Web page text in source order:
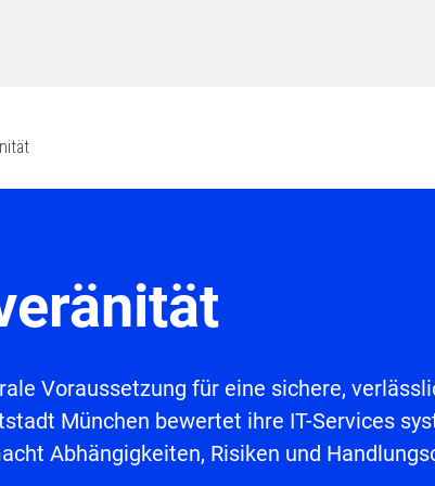
Voraussetzung für eine sichere,
München bewertet ihre IT-Services
Abhängigkeiten, Risiken und